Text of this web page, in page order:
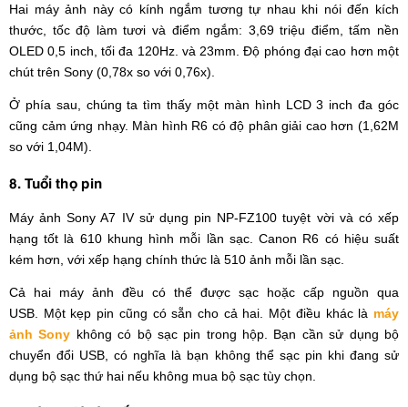
Hai máy ảnh này có kính ngắm tương tự nhau khi nói đến kích
thước, tốc độ làm tươi và điểm ngắm: 3,69 triệu điểm, tấm nền
OLED 0,5 inch, tối đa 120Hz. và 23mm. Độ phóng đại cao hơn một
chút trên Sony (0,78x so với 0,76x).
Ở phía sau, chúng ta tìm thấy một màn hình LCD 3 inch đa góc
cũng cảm ứng nhạy. Màn hình R6 có độ phân giải cao hơn (1,62M
so với 1,04M).
8. Tuổi thọ pin
Máy ảnh Sony A7 IV sử dụng pin NP-FZ100 tuyệt vời và có xếp
hạng tốt là 610 khung hình mỗi lần sạc. Canon R6 có hiệu suất
kém hơn, với xếp hạng chính thức là 510 ảnh mỗi lần sạc.
Cả hai máy ảnh đều có thể được sạc hoặc cấp nguồn qua
USB. Một kẹp pin cũng có sẵn cho cả hai. Một điều khác là máy
ảnh Sony không có bộ sạc pin trong hộp. Bạn cần sử dụng bộ
chuyển đổi USB, có nghĩa là bạn không thể sạc pin khi đang sử
dụng bộ sạc thứ hai nếu không mua bộ sạc tùy chọn.